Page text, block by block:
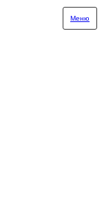
Меню